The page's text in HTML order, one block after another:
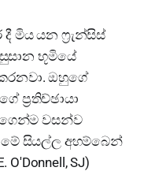
මිය යන ෆ්‍රැන්සිස්
භූමියේ
කරනවා. ඔහුගේ
ප්‍රතිච්ඡායා
වසන්ව
මේ සියල්ල අහම්බෙන්
SJ)